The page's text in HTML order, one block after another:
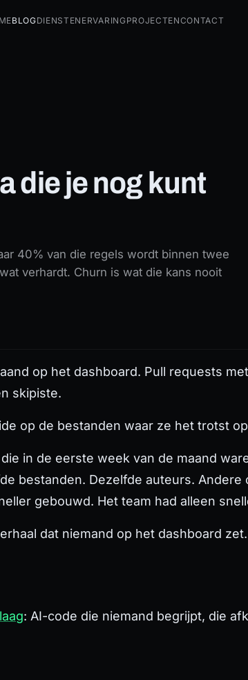
BlogDienstenErvaringProjectenContact
die je nog kunt
40% van die regels wordt binnen twee
verhardt. Churn is wat die kans nooit
op het dashboard. Pull requests
skipiste.
op de bestanden waar ze het trotst
in de eerste week van de maand
bestanden. Dezelfde auteurs.
gebouwd. Het team had alleen
dat niemand op het dashboard zet.
: AI-code die niemand begrijpt, die